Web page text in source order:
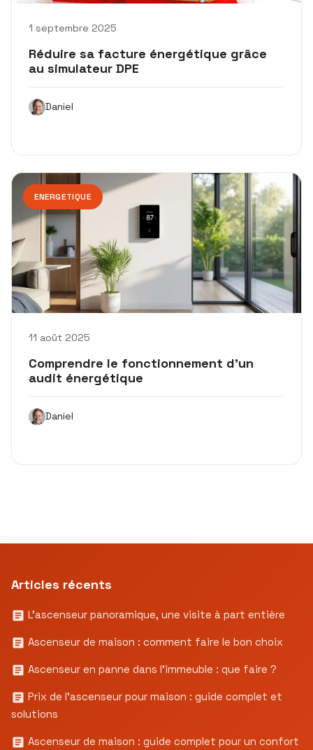
1 septembre 2025
Réduire sa facture énergétique grâce
au simulateur DPE
Daniel
ENERGETIQUE
11 août 2025
Comprendre le fonctionnement d’un
audit énergétique
Daniel
Articles récents
L’ascenseur panoramique, une visite à part entière
Ascenseur de maison : comment faire le bon choix
Ascenseur en panne dans l’immeuble : que faire ?
Prix de l’ascenseur pour maison : guide complet et
solutions
Ascenseur de maison : guide complet pour un confort